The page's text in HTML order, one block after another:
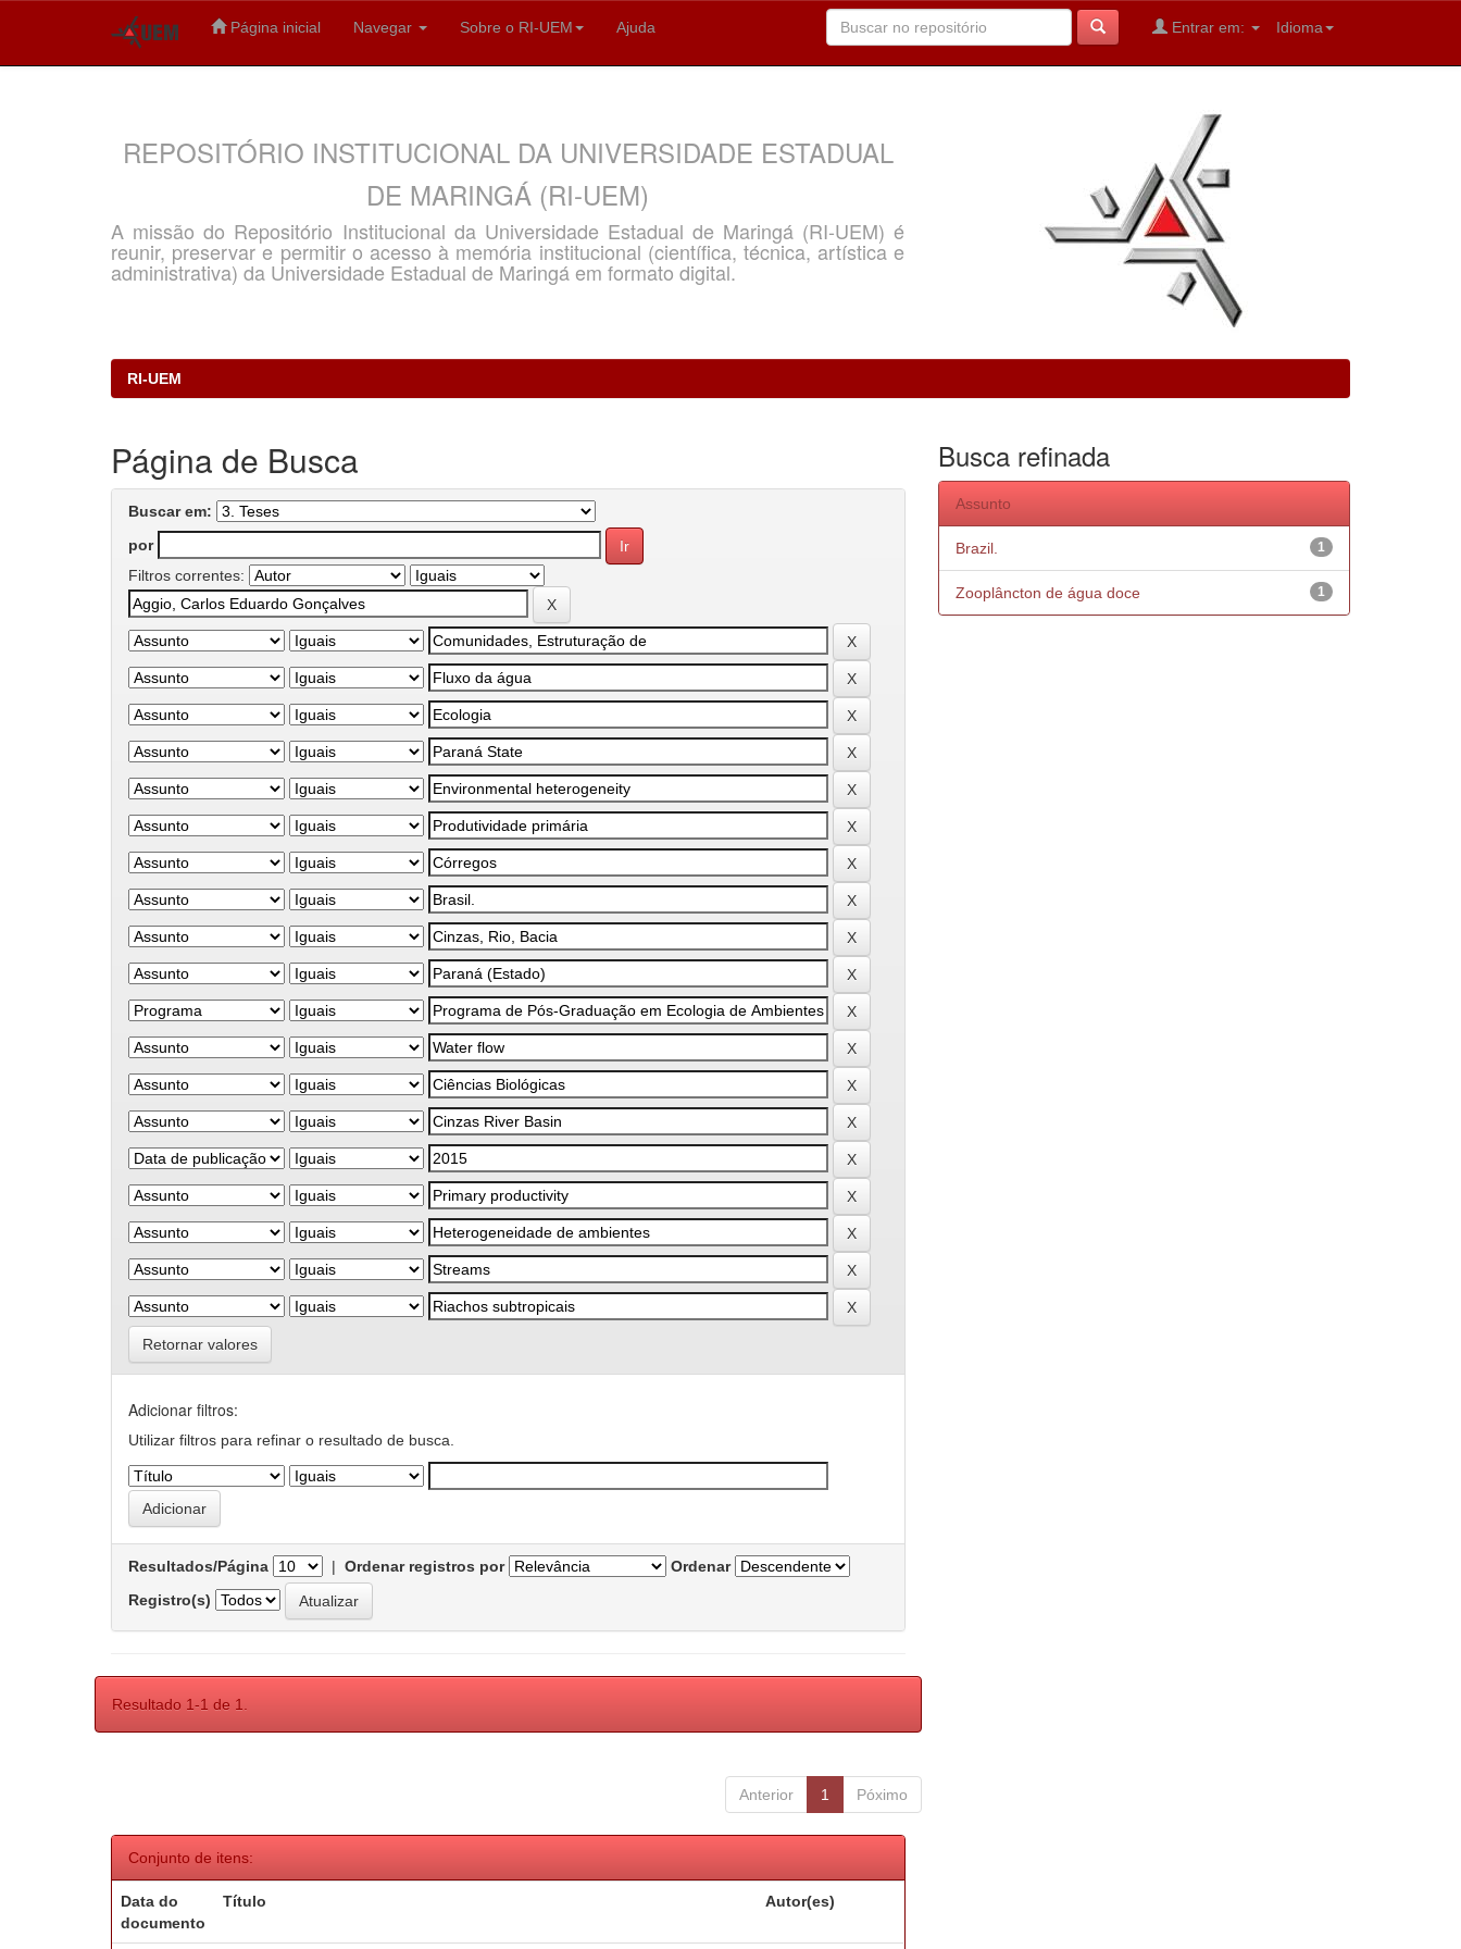
Página inicial Navegar Sobre o RI-UEM Ajuda Idioma
Entrar em:
REPOSITÓRIO INSTITUCIONAL DA UNIVERSIDADE ESTADUAL
DE MARINGÁ (RI-UEM)
A missão do Repositório Institucional da Universidade Estadual de Maringá (RI-UEM) é
reunir, preservar e permitir o acesso à memória institucional (científica, técnica, artística e
administrativa) da Universidade Estadual de Maringá em formato digital.
RI-UEM
Página de Busca
Buscar em:
por
Filtros correntes:
Retornar valores
Adicionar filtros:
Utilizar filtros para refinar o resultado de busca.
Resultados/Página | Ordenar registros por
Ordenar
Registro(s)
Resultado 1-1 de 1.
Anterior 1 Póximo
Conjunto de itens:
Data do
documento
Título Autor(es)
Busca refinada
Assunto
1
Brazil.
1
Zooplâncton de água doce